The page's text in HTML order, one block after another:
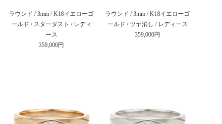
ラウンド / 3mm / K18イエローゴ
ールド / スターダスト / レディ
ース
359,000円
ラウンド / 3mm / K18イエローゴ
ールド / ツヤ消し / レディース
359,000円